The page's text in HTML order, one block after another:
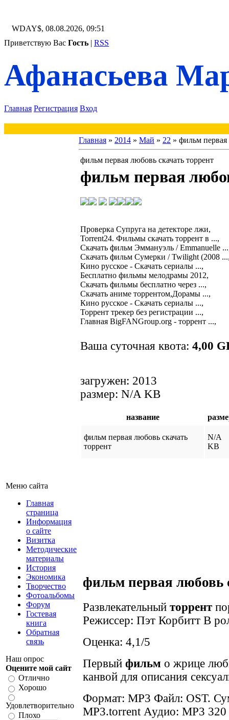
WDAY$, 08.08.2026, 09:51
Приветствую Вас Гость | RSS
Афанасьева
Главная Регистрация Вход
Меню сайта
Главная
страница
Информация
о сайте
Визитка
Методические
материалы
История
Экономика
Творчество
Фотоальбомы
Форум
Гостевая
книга
Обратная
связь
Наш опрос
Оцените мой сайт
Отлично
Хорошо
Удовлетворительно
Плохо
Главная » 2014 » Май » 22 » фильм первая
фильм первая любовь скачать торрент
фильм первая
Проверка Супруга на детекторе лжи,
Torrent24. Фильмы скачать торрент в ...,
Скачать фильм Эммануэль / Emmanuelle
Скачать фильм Сумерки / Twilight (2008
Кино русское - Скачать сериалы ...,
Бесплатно фильмы мелодрамы 2012,
Скачать фильмы бесплатно через ...,
Скачать аниме торрентом,Дорамы ...,
Кино русское - Скачать сериалы ...,
Торрент трекер без регистрации ...,
Главная BigFANGroup.org - торрент ...,
Ваша суточная квота: 4,00
загружен: 2013
размер: N/A KB
название
фильм первая любовь скачать
торрент
N/A
KB
фильм первая любовь
Развлекательный торрент
Режиссер: Пэт Корбитт В
Оценка: 4,1/5
Первый фильм о жрице
канвой для описания
Формат: MP3 Файл: OST.
MP3.torrent Аудио: MP3 320